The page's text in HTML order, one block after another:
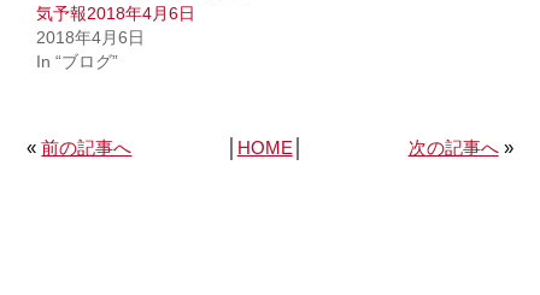
気予報2018年4月6日
2018年4月6日
In “ブログ”
«前の記事へ HOME 次の記事へ»